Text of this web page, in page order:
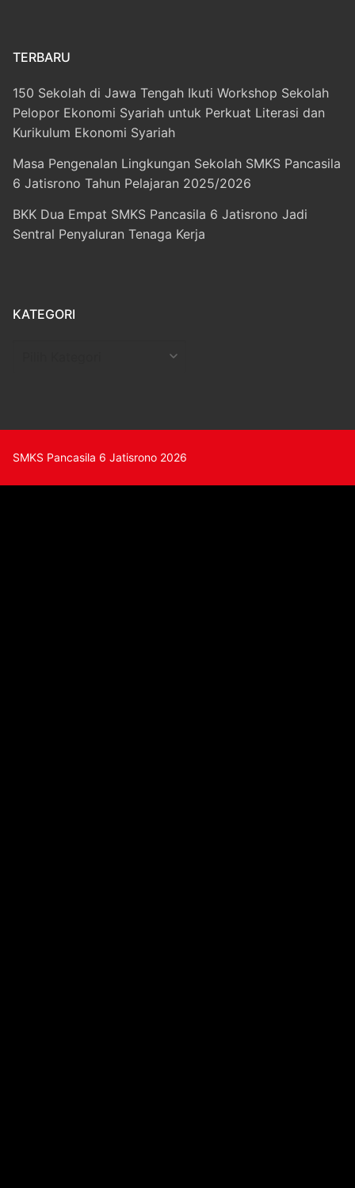
TERBARU
150 Sekolah di Jawa Tengah Ikuti Workshop Sekolah
Pelopor Ekonomi Syariah untuk Perkuat Literasi dan
Kurikulum Ekonomi Syariah
Masa Pengenalan Lingkungan Sekolah SMKS Pancasila
6 Jatisrono Tahun Pelajaran 2025/2026
BKK Dua Empat SMKS Pancasila 6 Jatisrono Jadi
Sentral Penyaluran Tenaga Kerja
KATEGORI
SMKS Pancasila 6 Jatisrono 2026